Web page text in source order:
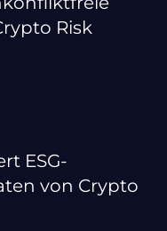
Risk
ESG-
von Crypto